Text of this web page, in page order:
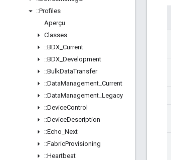
::Profiles
Aperçu
Classes
::BDX Current
::BDX Development
::BulkDataTransfer
::DataManagement Current
::DataManagement Legacy
::DeviceControl
::DeviceDescription
::Echo Next
::FabricProvisioning
::Heartbeat